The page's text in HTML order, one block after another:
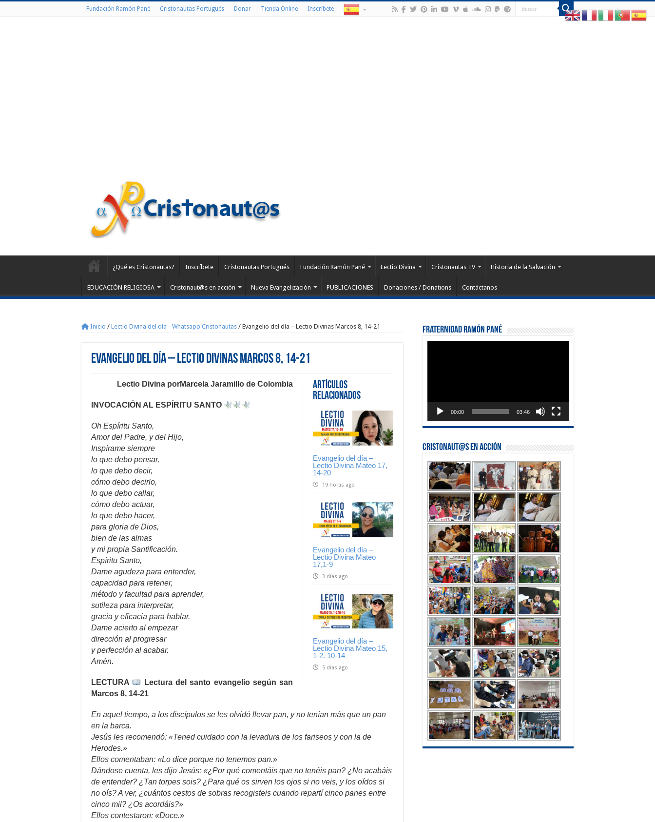
Fundación Ramón Pané Cristonautas Portugués Donar Tienda Online Inscríbete
¿Qué es Cristonautas? Inscríbete Cristonautas Portugués Fundación Ramón Pané Lectio Divina Cristonautas TV Historia de la Salvación
EDUCACIÓN RELIGIOSA Cristonaut@s en acción Nueva Evangelización PUBLICACIONES Donaciones / Donations Contáctanos
Inicio / Lectio Divina del día - Whatsapp Cristonautas / Evangelio del día – Lectio Divinas Marcos 8, 14-21
Evangelio del día – Lectio Divinas Marcos 8, 14-21
Artículos
Relacionados
Evangelio del día –
Lectio Divina Mateo 17,
14-20
19 horas ago
Evangelio del día –
Lectio Divina Mateo
17,1-9
3 días ago
Evangelio del día –
Lectio Divina Mateo 15,
1-2. 10-14
5 días ago
Lectio Divina porMarcela Jaramillo de Colombia
INVOCACIÓN AL ESPÍRITU SANTO
Oh Espíritu Santo,
Amor del Padre, y del Hijo,
Inspírame siempre
lo que debo pensar,
lo que debo decir,
cómo debo decirlo,
lo que debo callar,
cómo debo actuar,
lo que debo hacer,
para gloria de Dios,
bien de las almas
y mi propia Santificación.
Espíritu Santo,
Dame agudeza para entender,
capacidad para retener,
método y facultad para aprender,
sutileza para interpretar,
gracia y eficacia para hablar.
Dame acierto al empezar
dirección al progresar
y perfección al acabar.
Amén.
LECTURA
Lectura del santo evangelio según san
Marcos 8, 14-21
En aquel tiempo, a los discípulos se les olvidó llevar pan, y no tenían más que un pan
en la barca.
Jesús les recomendó: «Tened cuidado con la levadura de los fariseos y con la de
Herodes.»
Ellos comentaban: «Lo dice porque no tenemos pan.»
Dándose cuenta, les dijo Jesús: «¿Por qué comentáis que no tenéis pan? ¿No acabáis
de entender? ¿Tan torpes sois? ¿Para qué os sirven los ojos si no veis, y los oídos si
no oís? A ver, ¿cuántos cestos de sobras recogisteis cuando repartí cinco panes entre
cinco mil? ¿Os acordáis?»
Ellos contestaron: «Doce.»
Fraternidad Ramón Pané
00:00 03:46
Cristonaut@s en Acción